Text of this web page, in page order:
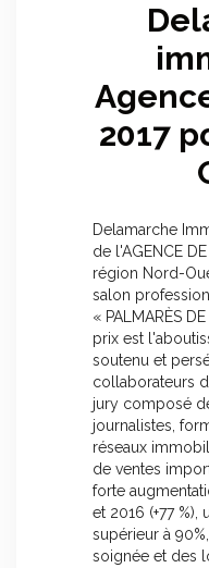
2017
Delamarche
de l'AGENCE
région Nord-
salon
« PALMARÈS
prix est
soutenu et
collaborateurs
jury composé
journalistes,
réseaux
de ventes
forte
et 2016 (+77 %),
supérieur à
soignée et des